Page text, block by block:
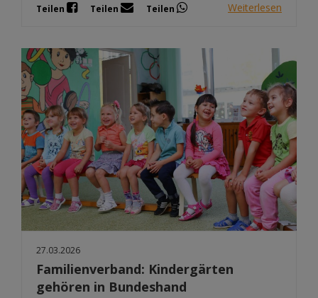
Teilen Teilen Teilen Weiterlesen
27.03.2026
Familienverband: Kindergärten
gehören in Bundeshand